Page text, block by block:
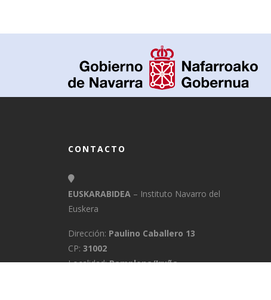
CONTACTO
EUSKARABIDEA – Instituto Navarro del
Euskera
Dirección: Paulino Caballero 13
CP: 31002
Localidad:Pamplona/Iruña